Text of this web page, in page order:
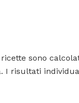
sono
I risultati